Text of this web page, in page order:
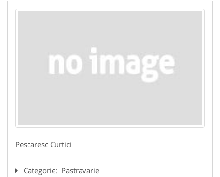
Pescaresc Curtici
Categorie: Pastravarie